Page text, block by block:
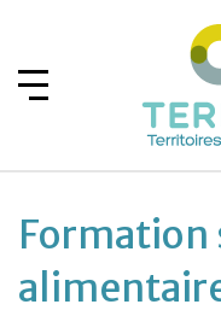
Formation